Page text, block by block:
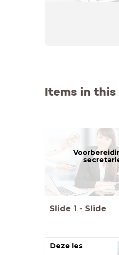
Items in this
Slide 1 - Slide
Deze les